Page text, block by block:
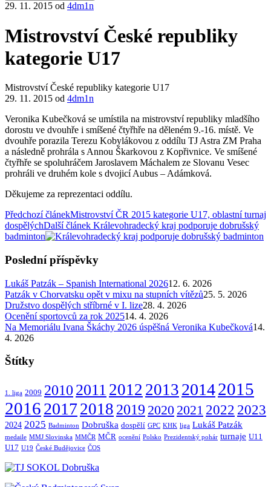
29. 11. 2015 od 4dm1n
Mistrovství České republiky
kategorie U17
Mistrovství České republiky kategorie U17
29. 11. 2015 od 4dm1n
Veronika Kubečková se umístila na mistrovství republiky mladšího
dorostu ve dvouhře i smíšené čtyřhře na děleném 9.-16. místě. Ve
dvouhře porazila Terezu Kobylákovou z oddílu TJ Astra ZM Praha
a následně prohrála s Annou Škarkovou z Kopřivnice. Ve smíšené
čtyřhře se spoluhráčem Jaroslavem Máchalem ze Slovanu Vesec
prohráli ve druhém kole s dvojicí Aubus – Adámková.
Děkujeme za reprezentaci oddílu.
Předchozí článekMistrovství ČR 2015 kategorie U17, oblastní turnaj
dospělýchDalší článek Králevohradecký kraj podporuje dobrušský
badminton
Poslední příspěvky
Lukáš Patzák – Spanish International 202612. 6. 2026
Patzák v Chorvatsku opět v mixu na stupních vítězů25. 5. 2026
Družstvo dospělých stříbrné v I. lize28. 4. 2026
Ocenění sportovců za rok 202514. 4. 2026
Na Memoriálu Ivana Škáchy 2026 úspěšná Veronika Kubečková14.
4. 2026
Štítky
1. liga 2009 2010 2011 2012 2013 20142015
201620172018 2019 2020 2021 2022 2023
2024 2025 Badminton Dobruška dospělí GPC KHK liga Lukáš Patzák
medaile MMJ Slovinska MMČR MČR ocenění Polsko Prezidentský pohár turnaje U11
U17 U19 České Budějovice ČOS